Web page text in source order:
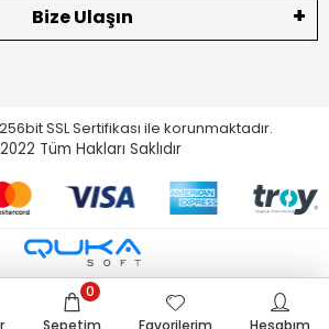
Bize Ulaşın
SSL Sertifikası ile korunmaktadır.
Tüm Hakları Saklıdır
Sepetim
0
Favorilerim
Hesabım